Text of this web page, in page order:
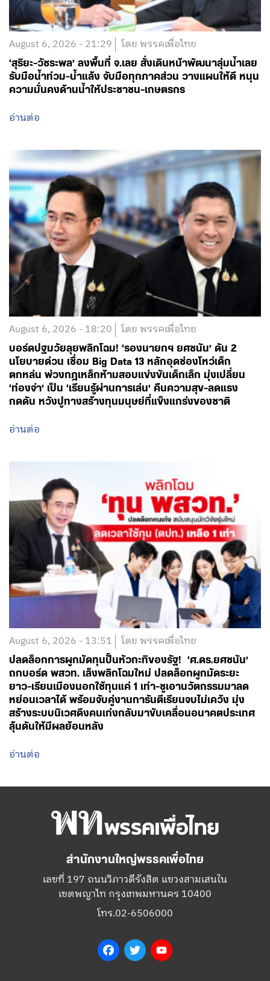
August 6, 2026 - 21:29 โดย พรรคเพื่อไทย
‘สุริยะ-วัชระพล’ ลงพื้นที่ จ.เลย สั่งเดินหน้าพัฒนาลุ่มน้ำเลย
รับมือน้ำท่วม-น้ำแล้ง จับมือทุกภาคส่วน วางแผนให้ดี หนุน
ความมั่นคงด้านน้ำให้ประชาชน-เกษตรกร
อ่านต่อ
August 6, 2026 - 18:20 โดย พรรคเพื่อไทย
บอร์ดปฐมวัยลุยพลิกโฉม! ‘รองนายกฯ ยศชนัน’ ดัน 2
นโยบายด่วน เชื่อม Big Data 13 หลักอุดช่องโหว่เด็ก
ตกหล่น พ่วงกฎเหล็กห้ามสอบแข่งขันเด็กเล็ก มุ่งเปลี่ยน
‘ท่องจำ’ เป็น ‘เรียนรู้ผ่านการเล่น’ คืนความสุข-ลดแรง
กดดัน หวังปูทางสร้างทุนมนุษย์ที่แข็งแกร่งของชาติ
อ่านต่อ
August 6, 2026 - 13:51 โดย พรรคเพื่อไทย
ปลดล็อกการผูกมัดทุนปั้นหัวกะทิของรัฐ! ‘ศ.ดร.ยศชนัน’
ถกบอร์ด พสวท. เล็งพลิกโฉมใหม่ ปลดล็อกผูกมัดระยะ
ยาว-เรียนเมืองนอกใช้ทุนแค่ 1 เท่า-ชูเอานวัตกรรมมาลด
หย่อนเวลาได้ พร้อมจับคู่งานการันตีเรียนจบไม่เคว้ง มุ่ง
สร้างระบบนิเวศดึงคนเก่งกลับมาขับเคลื่อนอนาคตประเทศ
ลุ้นดันให้มีผลย้อนหลัง
อ่านต่อ
สำนักงานใหญ่พรรคเพื่อไทย
เลขที่ 197 ถนนวิภาวดีรังสิต แขวงสามเสนใน
เขตพญาไท กรุงเทพมหานคร 10400
โทร.02-6506000
FacebookTwitter